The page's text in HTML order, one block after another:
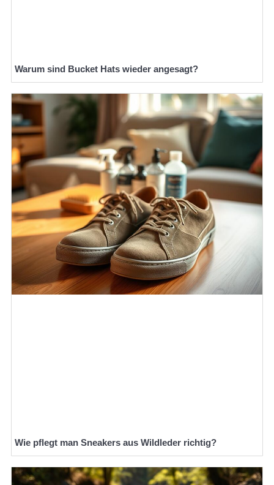
Warum sind Bucket Hats wieder angesagt?
Wie pflegt man Sneakers aus Wildleder richtig?